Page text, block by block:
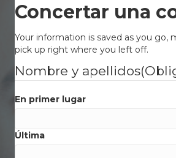
Concertar una
Your information is saved as you go,
pick up right where you left off.
Nombre y apellidos
En primer lugar
Última